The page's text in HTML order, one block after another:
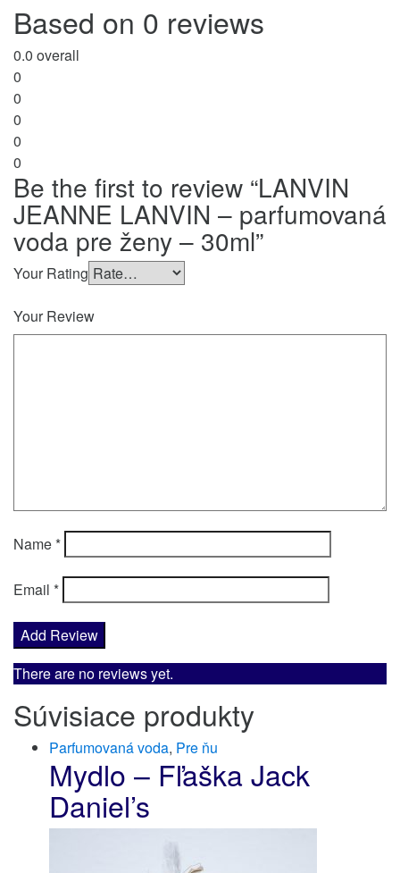
Based on 0 reviews
0.0 overall
0
0
0
0
0
Be the first to review “LANVIN
JEANNE LANVIN – parfumovaná
voda pre ženy – 30ml”
Your Rating
Your Review
Name*
Email *
There are no reviews yet.
Súvisiace produkty
Parfumovaná voda, Pre ňu
Mydlo – Fľaška Jack
Daniel’s